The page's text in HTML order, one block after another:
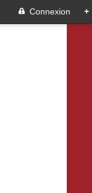
Connexion +